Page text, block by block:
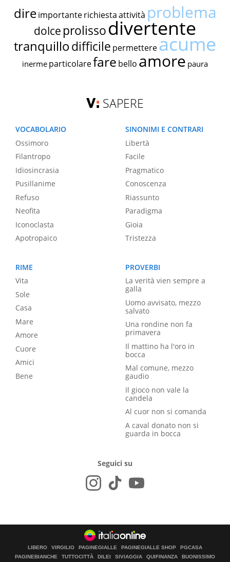
dire importante richiestaattività problema
dolce prolissodivertente
tranquillodifficile permettereacume
inerme particolarefare bello amore paura
SAPERE
VOCABOLARIO
Ossimoro
Filantropo
Idiosincrasia
Pusillanime
Refuso
Neofita
Iconoclasta
Apotropaico
SINONIMI E CONTRARI
Libertà
Facile
Pragmatico
Conoscenza
Riassunto
Paradigma
Gioia
Tristezza
RIME
Vita
Sole
Casa
Mare
Amore
Cuore
Amici
Bene
PROVERBI
La verità vien sempre a
galla
Uomo avvisato, mezzo
salvato
Una rondine non fa
primavera
Il mattino ha l'oro in
bocca
Mal comune, mezzo
gaudio
Il gioco non vale la
candela
Al cuor non si comanda
A caval donato non si
guarda in bocca
Seguici su
LIBERO VIRGILIO PAGINEGIALLE PAGINEGIALLE SHOP
PGCASA
PAGINEBIANCHE
TUTTOCITTÀ DILEI SIVIAGGIA QUIFINANZA BUONISSIMO